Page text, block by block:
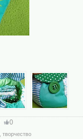
0
творчество